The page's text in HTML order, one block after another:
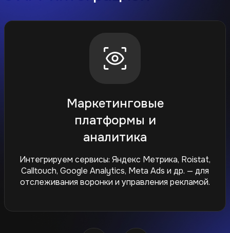
Маркетинговые
платформы и
аналитика
Интегрируем сервисы: Яндекс Метрика, Roistat,
Calltouch, Google Analytics, Meta Ads и др. — для
отслеживания воронки и управления рекламой.